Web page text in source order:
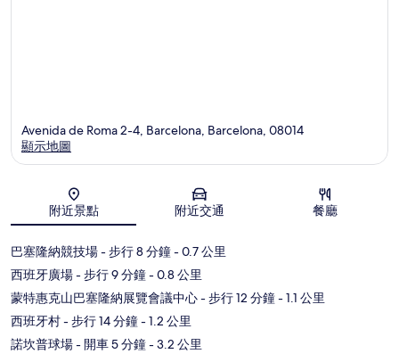
地圖
Avenida de Roma 2-4, Barcelona, Barcelona, 08014
顯示地圖
附近景點 附近交通 餐廳
巴塞隆納競技場- 步行 8 分鐘- 0.7 公里
西班牙廣場- 步行 9 分鐘- 0.8 公里
蒙特惠克山巴塞隆納展覽會議中心- 步行 12 分鐘- 1.1 公里
西班牙村- 步行 14 分鐘- 1.2 公里
諾坎普球場- 開車 5 分鐘- 3.2 公里